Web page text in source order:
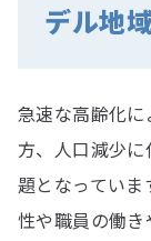
デル地
急速な高齢化
方、人口減少
題となってい
性や職員の働